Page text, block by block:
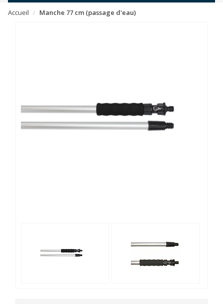
Accueil Manche 77 cm (passage d'eau)